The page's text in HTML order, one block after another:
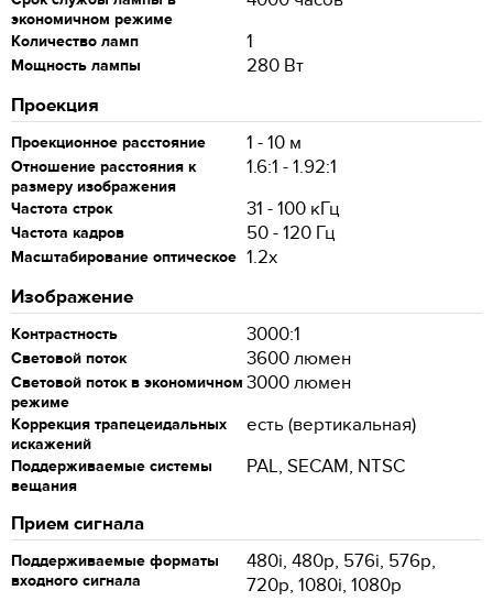
экономичном режиме
Количество ламп 1
Мощность лампы
280 Вт
Проекция
Проекционное расстояние 1 - 10 м
Отношение расстояния к
размеру изображения
1.6:1 - 1.92:1
Частота строк 31 - 100 кГц
Частота кадров 50 - 120 Гц
Масштабирование оптическое 1.2x
Изображение
Контрастность 3000:1
Световой поток 3600 люмен
Световой поток в экономичном
режиме
3000 люмен
Коррекция трапецеидальных
искажений
есть (вертикальная)
Поддерживаемые системы
вещания
PAL, SECAM, NTSC
Прием сигнала
Поддерживаемые форматы
входного сигнала
480i, 480p, 576i, 576p,
720p, 1080i, 1080p